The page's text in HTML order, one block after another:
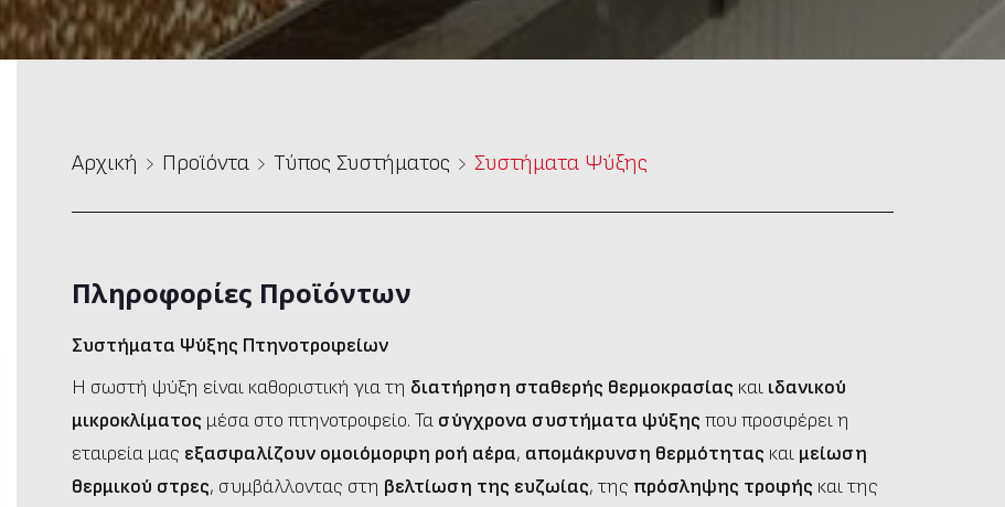
Αρχική Προϊόντα Τύπος Συστήματος Συστήματα Ψύξης
Πληροφορίες Προϊόντων
Συστήματα Ψύξης Πτηνοτροφείων
Η σωστή ψύξη είναι καθοριστική για τη διατήρηση σταθερής θερμοκρασίας και ιδανικού
μικροκλίματος μέσα στο πτηνοτροφείο. Τα σύγχρονα συστήματα ψύξης που προσφέρει η
εταιρεία μας εξασφαλίζουν ομοιόμορφη ροή αέρα, απομάκρυνση θερμότητας και μείωση
θερμικού στρες, συμβάλλοντας στη βελτίωση της ευζωίας, της πρόσληψης τροφής και της